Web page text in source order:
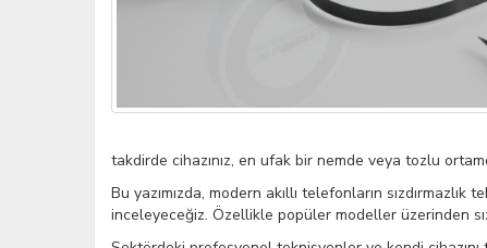
takdirde cihazınız, en ufak bir nemde veya tozlu
Bu yazımızda, modern akıllı telefonların
inceleyeceğiz. Özellikle popüler modeller üzerinden